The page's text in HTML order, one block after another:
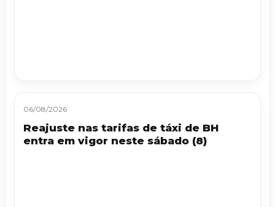
06/08/2026
Reajuste nas tarifas de táxi de BH
entra em vigor neste sábado (8)